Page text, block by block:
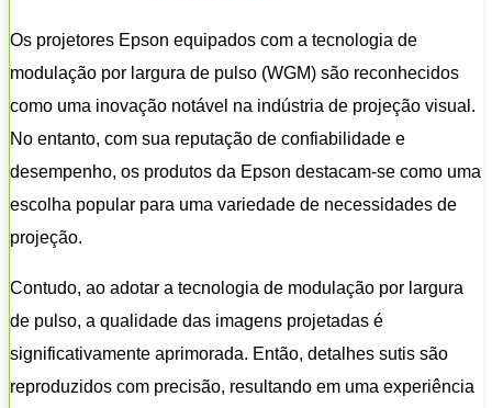
Os projetores Epson equipados com a tecnologia de
modulação por largura de pulso (WGM) são reconhecidos
como uma inovação notável na indústria de projeção visual.
No entanto, com sua reputação de confiabilidade e
desempenho, os produtos da Epson destacam-se como uma
escolha popular para uma variedade de necessidades de
projeção.
Contudo, ao adotar a tecnologia de modulação por largura
de pulso, a qualidade das imagens projetadas é
significativamente aprimorada. Então, detalhes sutis são
reproduzidos com precisão, resultando em uma experiência